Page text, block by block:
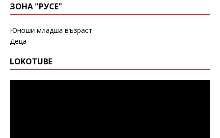
ЗОНА "РУСЕ"
Юноши младша възраст
Деца
LOKOTUBE